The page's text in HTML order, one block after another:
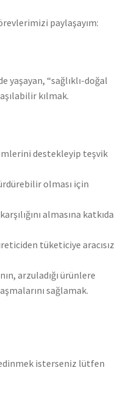
paylaşayım:
yaşayan, “sağlıklı-doğal
kılmak.
destekleyip teşvik
olması için
almasına katkıda
tüketiciye aracısız
arzuladığı ürünlere
sağlamak.
isterseniz lütfen